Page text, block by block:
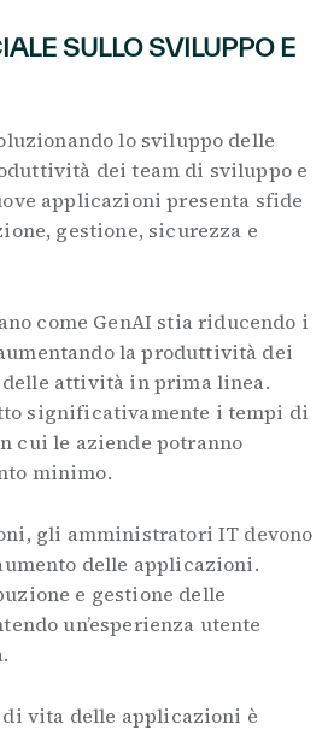
SULLO SVILUPPO E
lo sviluppo delle
dei team di sviluppo e
applicazioni presenta sfide
gestione, sicurezza e
come GenAI stia riducendo i
la produttività dei
attività in prima linea.
significativamente i tempi di
cui le aziende potranno
minimo.
gli amministratori IT devono
delle applicazioni.
e gestione delle
un’esperienza utente
vita delle applicazioni è